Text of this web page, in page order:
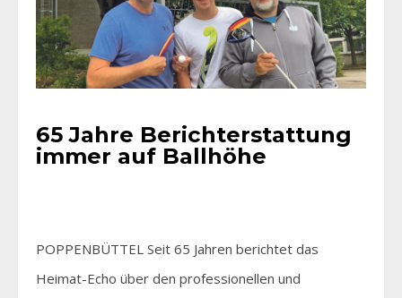
65 Jahre Berichterstattung
immer auf Ballhöhe
POPPENBÜTTEL Seit 65 Jahren berichtet das
Heimat-Echo über den professionellen und